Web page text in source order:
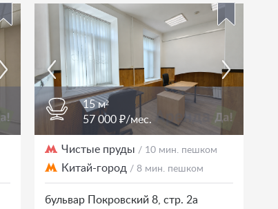
15 м²
57 000 ₽/мес.
Чистые пруды / 10 мин. пешком
Китай-город / 8 мин. пешком
бульвар Покровский 8, стр. 2а